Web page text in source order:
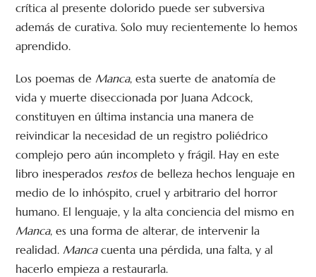
crítica al presente dolorido puede ser subversiva
además de curativa. Solo muy recientemente lo hemos
aprendido.
Los poemas deManca, esta suerte de anatomía de
vida y muerte diseccionada por Juana Adcock,
constituyen en última instancia una manera de
reivindicar la necesidad de un registro poliédrico
complejo pero aún incompleto y frágil. Hay en este
libro inesperados restosde belleza hechos lenguaje en
medio de lo inhóspito, cruel y arbitrario del horror
humano. El lenguaje, y la alta conciencia del mismo en
Manca, es una forma de alterar, de intervenir la
realidad.Mancacuenta una pérdida, una falta, y al
hacerlo empieza a restaurarla.